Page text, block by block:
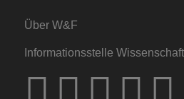
Über W&F
Informationsstelle